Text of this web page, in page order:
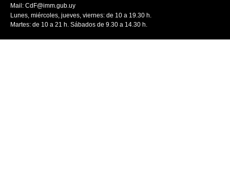
Mail: CdF@imm.gub.uy
Lunes, miércoles, jueves, viernes: de 10 a 19.30 h.
Martes: de 10 a 21 h. Sábados de 9.30 a 14.30 h.